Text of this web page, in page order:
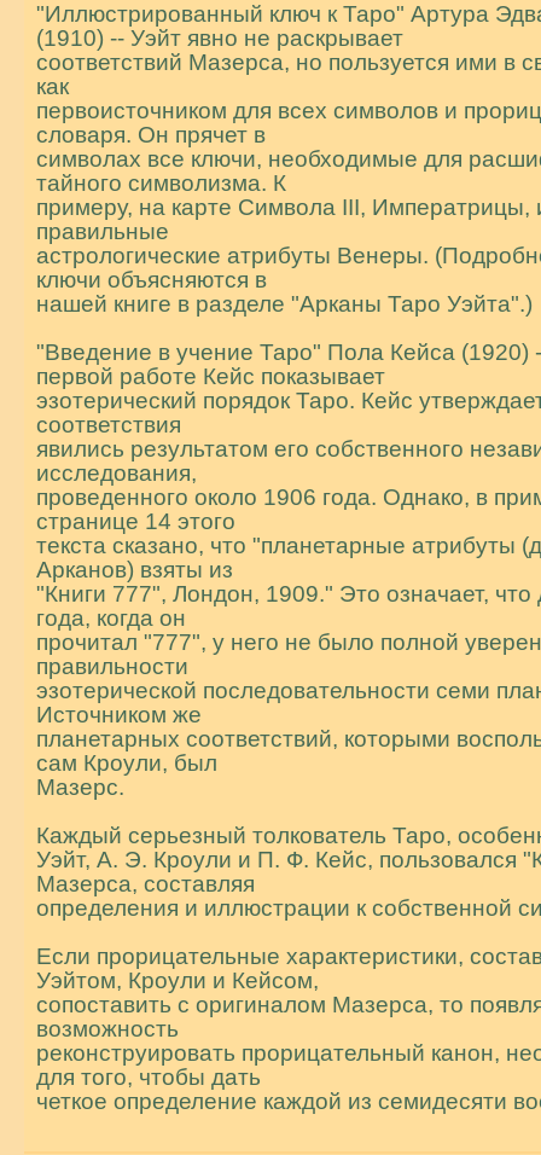
"Иллюстрированный ключ к Таро" Артура
(1910) -- Уэйт явно не раскрывает
соответствий Мазерса, но пользуется ими в
как
первоисточником для всех символов и
словаря. Он прячет в
символах все ключи, необходимые для
тайного символизма. К
примеру, на карте Символа III,
правильные
астрологические атрибуты Венеры.
ключи объясняются в
нашей книге в pазделе "Аpканы Таpо Уэйта".)
"Введение в учение Таро" Пола Кейса (1920)
первой работе Кейс показывает
эзотеpический порядок Таро. Кейс
соответствия
явились результатом его собственного
исследования,
проведенного около 1906 года. Однако, в
странице 14 этого
текста сказано, что "планетарные атрибуты
Арканов) взяты из
"Книги 777", Лондон, 1909." Это означает, что
года, когда он
прочитал "777", у него не было полной
правильности
эзотерической последовательности семи
Источником же
планетарных соответствий, которыми
сам Кроули, был
Мазерс.
Каждый серьезный толкователь Таро,
Уэйт, А. Э. Кроули и П. Ф. Кейс, пользовался
Мазерса, составляя
определения и иллюстрации к собственной
Если пpоpицательные характеристики,
Уэйтом, Кроули и Кейсом,
сопоставить с оригиналом Мазерса, то
возможность
реконструировать прорицательный канон,
для того, чтобы дать
четкое определение каждой из семидесяти